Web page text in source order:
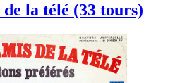
la télé (33 tours)